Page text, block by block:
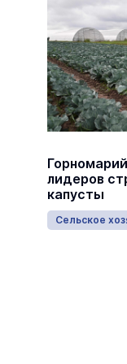
ЖКХ
лидеров
капусты
Сельское